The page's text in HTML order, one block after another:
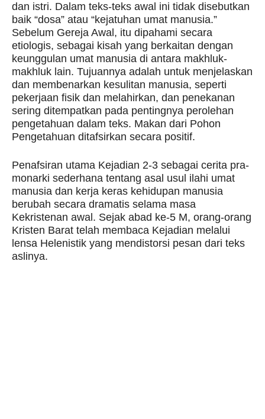
dan istri. Dalam teks-teks awal ini tidak disebutkan
baik “dosa” atau “kejatuhan umat manusia.”
Sebelum Gereja Awal, itu dipahami secara
etiologis, sebagai kisah yang berkaitan dengan
keunggulan umat manusia di antara makhluk-
makhluk lain. Tujuannya adalah untuk menjelaskan
dan membenarkan kesulitan manusia, seperti
pekerjaan fisik dan melahirkan, dan penekanan
sering ditempatkan pada pentingnya perolehan
pengetahuan dalam teks. Makan dari Pohon
Pengetahuan ditafsirkan secara positif.
Penafsiran utama Kejadian 2-3 sebagai cerita pra-
monarki sederhana tentang asal usul ilahi umat
manusia dan kerja keras kehidupan manusia
berubah secara dramatis selama masa
Kekristenan awal. Sejak abad ke-5 M, orang-orang
Kristen Barat telah membaca Kejadian melalui
lensa Helenistik yang mendistorsi pesan dari teks
aslinya.